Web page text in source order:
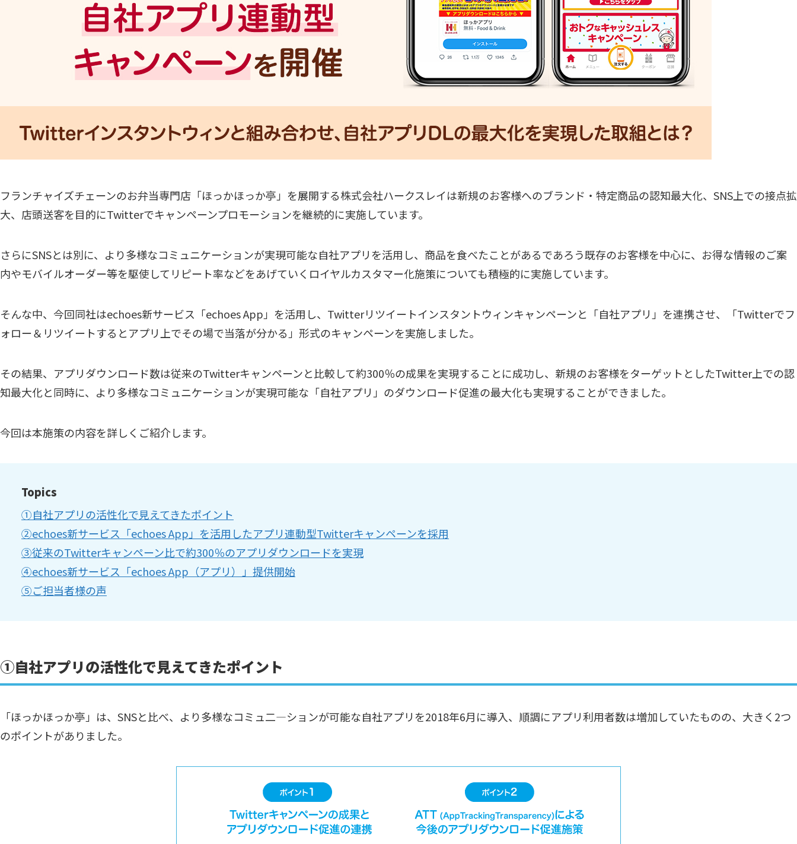
フランチャイズチェーンのお弁当専門店「ほっかほっか亭」を展開する株式会社ハークスレイは新規のお客様へのブランド・特定商品の認知最大化、SNS上での接点拡
大、店頭送客を目的にTwitterでキャンペーンプロモーションを継続的に実施しています。
さらにSNSとは別に、より多様なコミュニケーションが実現可能な自社アプリを活用し、商品を食べたことがあるであろう既存のお客様を中心に、お得な情報のご案
内やモバイルオーダー等を駆使してリピート率などをあげていくロイヤルカスタマー化施策についても積極的に実施しています。
そんな中、今回同社はechoes新サービス「echoes App」を活用し、Twitterリツイートインスタントウィンキャンペーンと「自社アプリ」を連携させ、「Twitterでフ
ォロー＆リツイートするとアプリ上でその場で当落が分かる」形式のキャンペーンを実施しました。
その結果、アプリダウンロード数は従来のTwitterキャンペーンと比較して約300％の成果を実現することに成功し、新規のお客様をターゲットとしたTwitter上での認
知最大化と同時に、より多様なコミュニケーションが実現可能な「自社アプリ」のダウンロード促進の最大化も実現することができました。
今回は本施策の内容を詳しくご紹介します。
Topics
①自社アプリの活性化で見えてきたポイント
②echoes新サービス「echoes App」を活用したアプリ連動型Twitterキャンペーンを採用
③従来のTwitterキャンペーン比で約300％のアプリダウンロードを実現
④echoes新サービス「echoes App（アプリ）」提供開始
⑤ご担当者様の声
①自社アプリの活性化で見えてきたポイント
「ほっかほっか亭」は、SNSと比べ、より多様なコミュ二―ションが可能な自社アプリを2018年6月に導入、順調にアプリ利用者数は増加していたものの、大きく2つ
のポイントがありました。